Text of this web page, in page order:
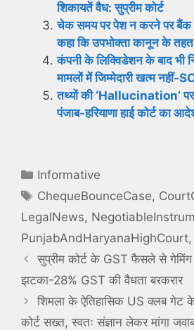
शिकायतें वैध: सुप्रीम कोर्ट
चेक समय पर पेश न करने पर बैंक
कहा कि उपभोक्ता कानून के
कंपनी के लिक्विडेशन के बाद भी
मामलों में जिम्मेदारी खत्म नहीं-
तथ्यों की ‘Hallucination’ पर
पंजाब-हरियाणा हाई कोर्ट का
Categories
Informative
Tags
ChequeBounceCase,
LegalNews,
PunjabAndHaryanaHighCourt,
सुप्रीम कोर्ट के GST फैसले से गेमिंग
झटका-28% GST की वैधता बरकरार
शिमला के ऐतिहासिक US क्लब गेट
कोर्ट सख्त, स्वतः संज्ञान लेकर मांगा